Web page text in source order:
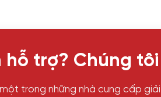
hỗ trợ? Chúng
một trong những nhà cung cấp